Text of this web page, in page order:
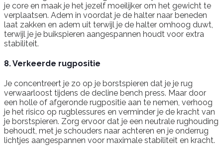
je core en maak je het jezelf moeilijker om het gewicht te
verplaatsen. Adem in voordat je de halter naar beneden
laat zakken en adem uit terwijl je de halter omhoog duwt,
terwijl je je buikspieren aangespannen houdt voor extra
stabiliteit.
8. Verkeerde rugpositie
Je concentreert je zo op je borstspieren dat je je rug
verwaarloost tijdens de decline bench press. Maar door
een holle of afgeronde rugpositie aan te nemen, verhoog
je het risico op rugblessures en verminder je de kracht van
je borstspieren. Zorg ervoor dat je een neutrale rughouding
behoudt, met je schouders naar achteren en je onderrug
lichtjes aangespannen voor maximale stabiliteit en kracht.